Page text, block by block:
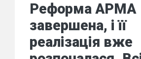
Реформа АРМА
завершена, і її
реалізація вже